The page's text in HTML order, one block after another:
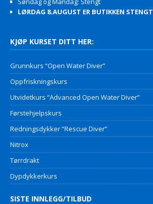
LØRDAG 8.AUGUST ER BUTIKKEN STENGT
KJØP KURSET DITT HER:
Grunnkurs “Open Water Diver”
Oppfriskningskurs
Utvidetkurs “Advanced Open Water Diver”
Førstehjelpskurs
Redningsdykker “Rescue Diver”
Nitrox
Tørrdrakt
Dypdykkerkurs
SISTE INNLEGG/TILBUD